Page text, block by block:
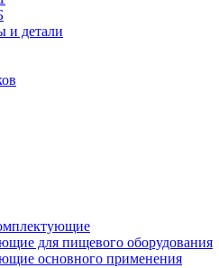
и детали
для пищевого оборудования
основного применения